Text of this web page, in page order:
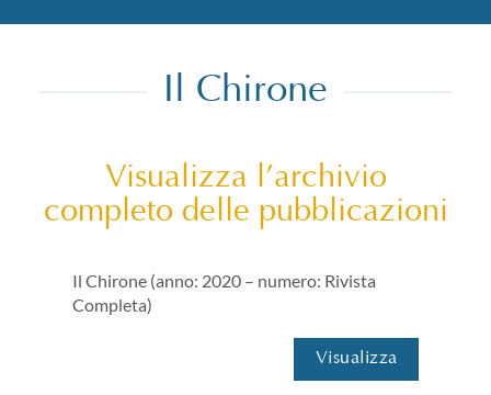
Il Chirone
Visualizza l’archivio
completo delle pubblicazioni
Il Chirone (anno: 2020 – numero: Rivista
Completa)
Visualizza